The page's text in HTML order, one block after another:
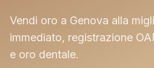
DIAMANTI DA
INVESTIMENTO
Pietre certificate GIA / IGI
Vendi oro a Genova alla
immediato, registrazione
e oro dentale.